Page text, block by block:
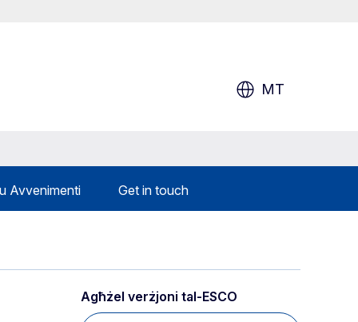
MT
Avvenimenti Get in touch
Agħżel verżjoni tal-ESCO